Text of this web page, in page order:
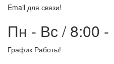
Email для связи!
Пн - Вс / 8:00 -
График Работы!